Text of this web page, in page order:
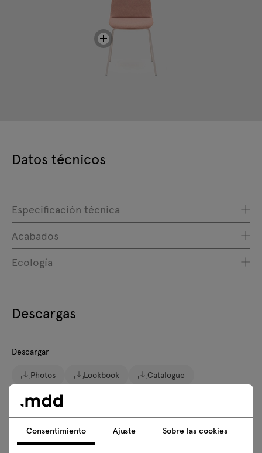
Datos técnicos
Especificación técnica
Acabados
Ecología
Descargas
Descargar
Photos Lookbook
Catalogue
Zasady użytkowania
Descarga los modelos 3D de todos los símbolos de la colección
Consentimiento Ajuste Sobre las cookies